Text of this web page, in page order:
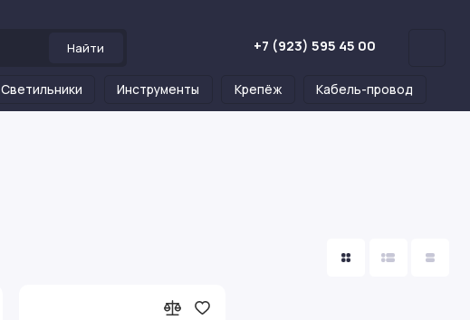
Найти +7 (923) 595 45 00
Светильники Инструменты Крепёж Кабель-провод